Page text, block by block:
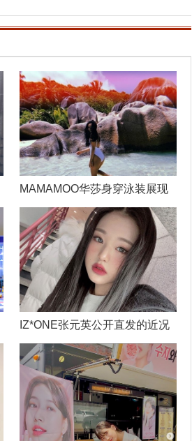
MAMAMOO华莎身穿泳装展现
美身
IZ*ONE张元英公开直发的近况
照